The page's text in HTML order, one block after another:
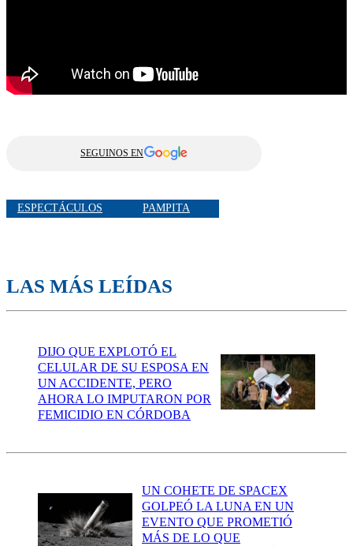
SEGUINOS EN
ESPECTÁCULOS PAMPITA
LAS MÁS LEÍDAS
DIJO QUE EXPLOTÓ EL
CELULAR DE SU ESPOSA EN
UN ACCIDENTE, PERO
AHORA LO IMPUTARON POR
FEMICIDIO EN CÓRDOBA
UN COHETE DE SPACEX
GOLPEÓ LA LUNA EN UN
EVENTO QUE PROMETIÓ
MÁS DE LO QUE